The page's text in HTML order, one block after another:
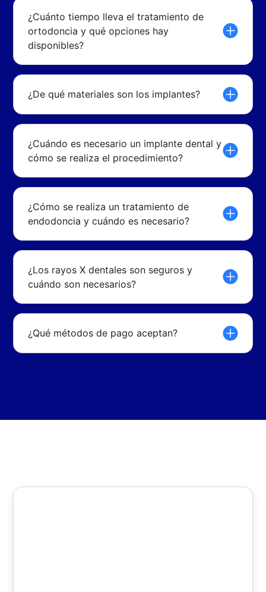
¿Cuánto tiempo lleva el tratamiento de
ortodoncia y qué opciones hay
disponibles?
¿De qué materiales son los implantes?
¿Cuándo es necesario un implante dental y
cómo se realiza el procedimiento?
¿Cómo se realiza un tratamiento de
endodoncia y cuándo es necesario?
¿Los rayos X dentales son seguros y
cuándo son necesarios?
¿Qué métodos de pago aceptan?